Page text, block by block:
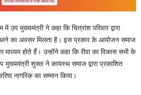
उप मुख्यमंत्री ने कहा कि चित्रांश परिवार द्वारा
आने का अवसर मिलता है। इस प्रकार के आयोजन समाज
होते हैं। उन्होंने कहा कि रीवा का विकास सभी के
मुख्यमंत्री शुक्ल ने कायस्थ समाज द्वारा प्रकाशित
नागरिक का सम्मान किया।